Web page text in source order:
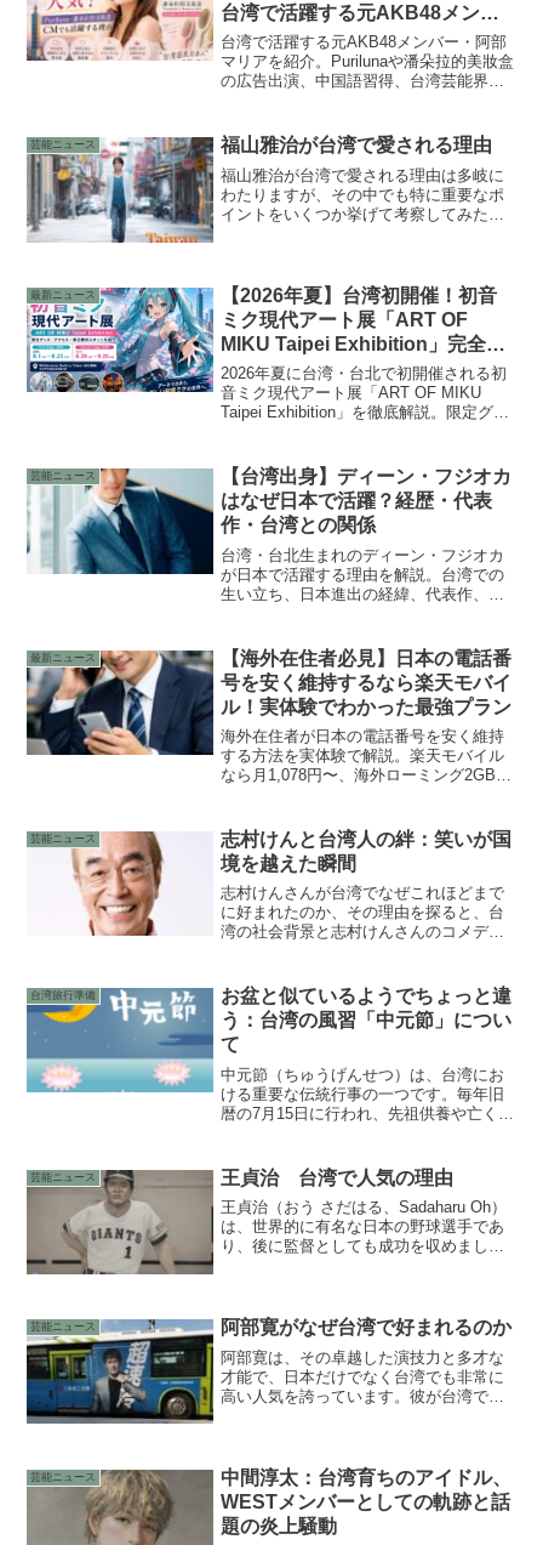
台湾で活躍する元AKB48メンバ
ーの現在
台湾で活躍する元AKB48メンバー・阿部
マリアを紹介。Purilunaや潘朵拉的美妝盒
の広告出演、中国語習得、台湾芸能界で
芸能ニュース 福山雅治が台湾で愛される理由
福山雅治が台湾で愛される理由は多岐に
わたりますが、その中でも特に重要なポ
イントをいくつか挙げて考察してみたい
最新ニュース
【2026年夏】台湾初開催！初音
ミク現代アート展「ART OF
MIKU Taipei Exhibition」完全ガ
イド｜限定グッズ・アクセス・周
辺観光も紹介
2026年夏に台湾・台北で初開催される初
音ミク現代アート展「ART OF MIKU
Taipei Exhibition」を徹底解説。限定グッ
トまで日本人旅行者向けに紹介します。
芸能ニュース
【台湾出身】ディーン・フジオカ
はなぜ日本で活躍？経歴・代表
作・台湾との関係
台湾・台北生まれのディーン・フジオカ
が日本で活躍する理由を解説。台湾での
生い立ち、日本進出の経緯、代表作、報
最新ニュース
【海外在住者必見】日本の電話番
号を安く維持するなら楽天モバイ
ル！実体験でわかった最強プラン
海外在住者が日本の電話番号を安く維持
する方法を実体験で解説。楽天モバイル
なら月1,078円〜、海外ローミング2GB無
芸能ニュース
志村けんと台湾人の絆：笑いが国
境を越えた瞬間
志村けんさんが台湾でなぜこれほどまで
に好まれたのか、その理由を探ると、台
湾の社会背景と志村けんさんのコメディ
台湾旅行準備
お盆と似ているようでちょっと違
う：台湾の風習「中元節」につい
て
中元節（ちゅうげんせつ）は、台湾にお
ける重要な伝統行事の一つです。毎年旧
暦の7月15日に行われ、先祖供養や亡くな
深く根ざしており、多くの家庭や地域で
盛大に祝われます。
芸能ニュース 王貞治 台湾で人気の理由
王貞治（おう さだはる、Sadaharu Oh）
は、世界的に有名な日本の野球選手であ
り、後に監督としても成功を収めまし
深い関わりがあります。本記事では、王
貞治の台湾人としてのバックボーンを中
心に、彼の人物像と日本との関わりにつ
いて詳述します。
芸能ニュース 阿部寛がなぜ台湾で好まれるのか
阿部寛は、その卓越した演技力と多才な
才能で、日本だけでなく台湾でも非常に
高い人気を誇っています。彼が台湾でこ
できます。以下では、阿部寛がなぜ台湾
でこれほど支持されているのかについて
考察してみます。
芸能ニュース
中間淳太：台湾育ちのアイドル、
WESTメンバーとしての軌跡と話
題の炎上騒動